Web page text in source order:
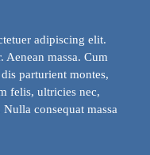
adipiscing elit.
massa. Cum
parturient montes,
felis, ultricies nec,
consequat massa